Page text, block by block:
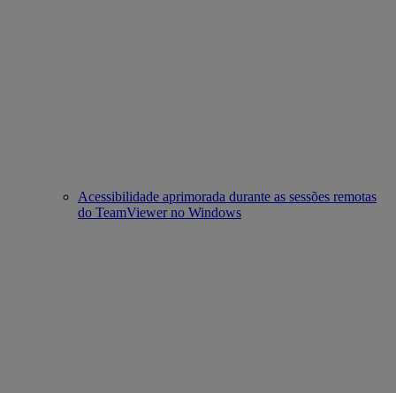
Acessibilidade aprimorada durante as sessões remotas
do TeamViewer no Windows